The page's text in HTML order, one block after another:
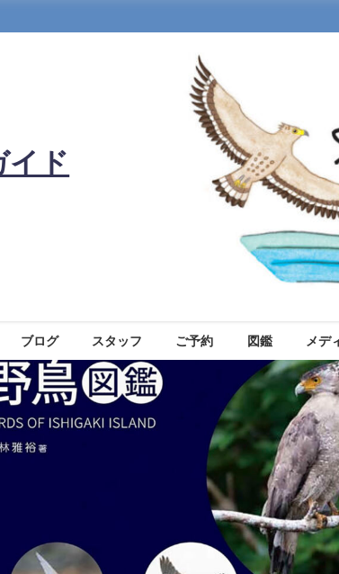
イド
ブログ スタッフ ご予約 図鑑 メデ